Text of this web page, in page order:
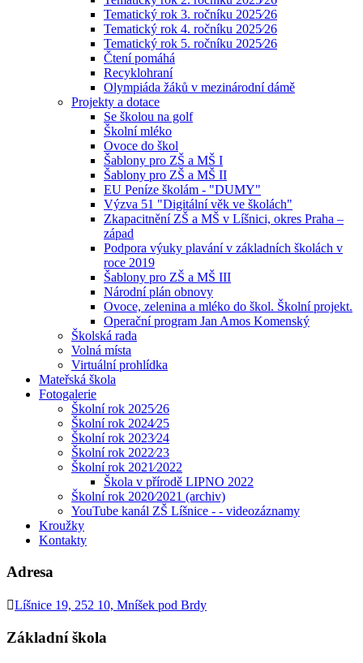
Tematický rok 3. ročníku 2025⁄26
Tematický rok 4. ročníku 2025⁄26
Tematický rok 5. ročníku 2025⁄26
Čtení pomáhá
Recyklohraní
Olympiáda žáků v mezinárodní dámě
Projekty a dotace
Se školou na golf
Školní mléko
Ovoce do škol
Šablony pro ZŠ a MŠ I
Šablony pro ZŠ a MŠ II
EU Peníze školám - "DUMY"
Výzva 51 "Digitální věk ve školách"
Zkapacitnění ZŠ a MŠ v Líšnici, okres Praha –
západ
Podpora výuky plavání v základních školách v
roce 2019
Šablony pro ZŠ a MŠ III
Národní plán obnovy
Ovoce, zelenina a mléko do škol. Školní projekt.
Operační program Jan Amos Komenský
Školská rada
Volná místa
Virtuální prohlídka
Mateřská škola
Fotogalerie
Školní rok 2025⁄26
Školní rok 2024⁄25
Školní rok 2023⁄24
Školní rok 2022⁄23
Školní rok 2021⁄2022
Škola v přírodě LIPNO 2022
Školní rok 2020⁄2021 (archiv)
YouTube kanál ZŠ Líšnice - - videozáznamy
Kroužky
Kontakty
Adresa
Líšnice 19, 252 10, Mníšek pod Brdy
Základní škola